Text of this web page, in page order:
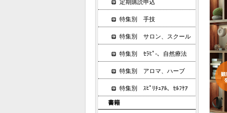
定期購読申込
特集別 手技
特集別 サロン、スクール
特集別 ｾﾗﾋﾟ-、自然療法
特集別 アロマ、ハーブ
特集別 ｽﾋﾟﾘﾁｭｱﾙ、ｾﾙﾌｹｱ
書籍